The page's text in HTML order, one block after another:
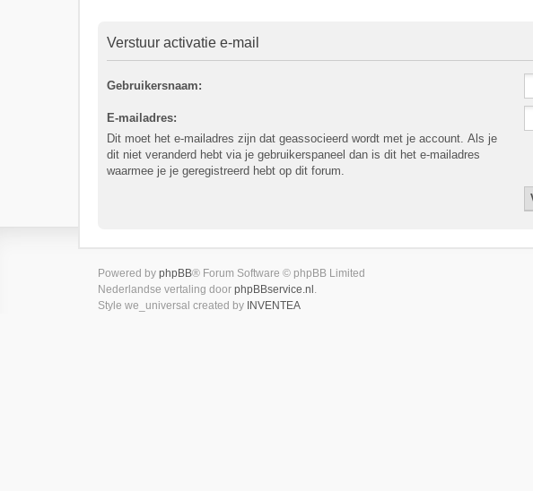
Verstuur activatie e-mail
Gebruikersnaam:
E-mailadres:
Dit moet het e-mailadres zijn dat geassocieerd wordt met je account. Als je
dit niet veranderd hebt via je gebruikerspaneel dan is dit het e-mailadres
waarmee je je geregistreerd hebt op dit forum.
Powered by phpBB® Forum Software © phpBB Limited
Nederlandse vertaling door phpBBservice.nl .
Style we_universal created by INVENTEA